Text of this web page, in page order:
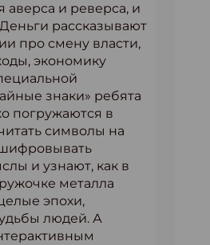
аверса и реверса, и
рассказывают
про смену власти,
экономику
знаки» ребята
погружаются в
символы на
и узнают, как в
металла
эпохи,
людей. А